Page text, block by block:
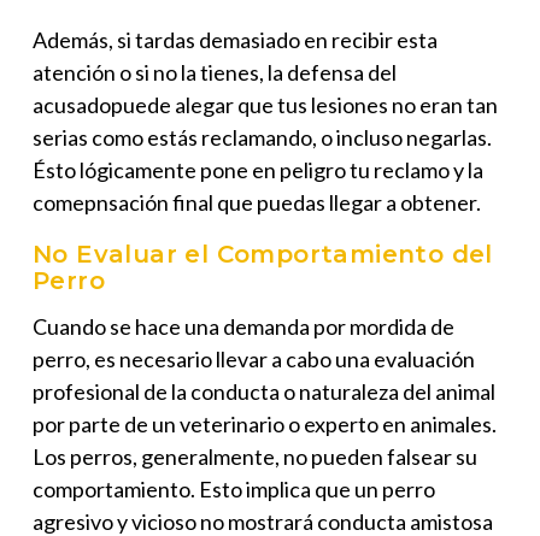
Además, si tardas demasiado en recibir esta
atención o si no la tienes, la defensa del
acusadopuede alegar que tus lesiones no eran tan
serias como estás reclamando, o incluso negarlas.
Ésto lógicamente pone en peligro tu reclamo y la
comepnsación final que puedas llegar a obtener.
No Evaluar el Comportamiento del
Perro
Cuando se hace una demanda por mordida de
perro, es necesario llevar a cabo una evaluación
profesional de la conducta o naturaleza del animal
por parte de un veterinario o experto en animales.
Los perros, generalmente, no pueden falsear su
comportamiento. Esto implica que un perro
agresivo y vicioso no mostrará conducta amistosa